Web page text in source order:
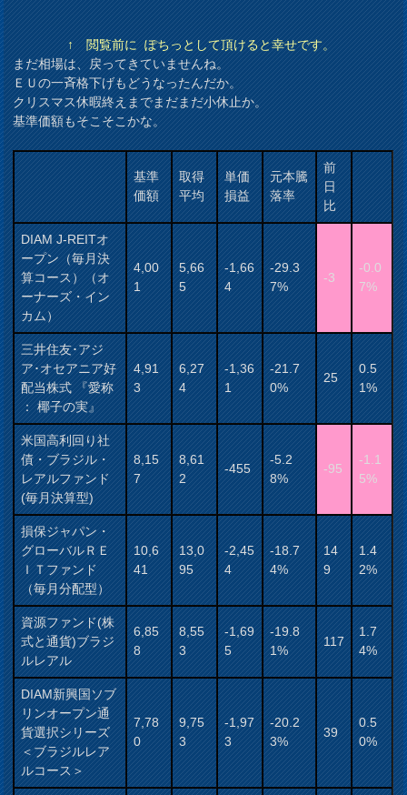
↑ 閲覧前に ぽちっとして頂けると幸せです。
まだ相場は、戻ってきていませんね。
ＥＵの一斉格下げもどうなったんだか。
クリスマス休暇終えまでまだまだ小休止か。
基準価額もそこそこかな。
基準
価額
取得
平均
単価
損益
元本騰
落率
前
日
比
DIAM J-REITオ
ープン（毎月決
算コース）（オ
ーナーズ・イン
カム）
4,00
1
5,66
5
-1,66
4
-29.3
7%
-3
-0.0
7%
三井住友･アジ
ア･オセアニア好
配当株式 『愛称
： 椰子の実』
4,91
3
6,27
4
-1,36
1
-21.7
0%
25
0.5
1%
米国高利回り社
債・ブラジル・
レアルファンド
(毎月決算型)
8,15
7
8,61
2
-455
-5.2
8%
-95
-1.1
5%
損保ジャパン・
グローバルＲＥ
ＩＴファンド
（毎月分配型）
10,6
41
13,0
95
-2,45
4
-18.7
4%
14
9
1.4
2%
資源ファンド(株
式と通貨)ブラジ
ルレアル
6,85
8
8,55
3
-1,69
5
-19.8
1%
117
1.7
4%
DIAM新興国ソブ
リンオープン通
貨選択シリーズ
＜ブラジルレア
ルコース＞
7,78
0
9,75
3
-1,97
3
-20.2
3%
39
0.5
0%